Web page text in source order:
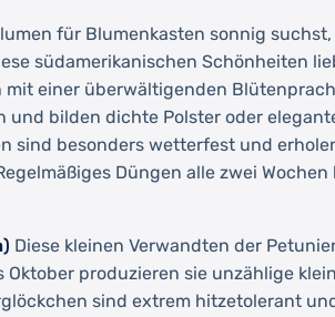
für Blumenkasten sonnig
südamerikanischen Schönheiten
mit einer überwältigenden
und bilden dichte Polster oder
sind besonders wetterfest und
Düngen alle zwei Wochen
Diese kleinen Verwandten der
Oktober produzieren sie unzählige
sind extrem hitzetolerant